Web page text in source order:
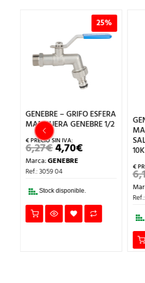
25%
GENEBRE – GRIFO ESFERA
MANGUERA GENEBRE 1/2
6,27€EL
PRECIO
ORIGINAL
ERA:
4,70€EL
PRECIO
Marca:GENEBRE
Ref.: 3059 04
Stock disponible.